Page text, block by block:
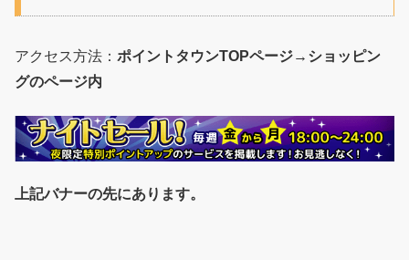
アクセス方法： ポイントタウンTOPページ→ショッピン
グのページ内
上記バナーの先にあります。